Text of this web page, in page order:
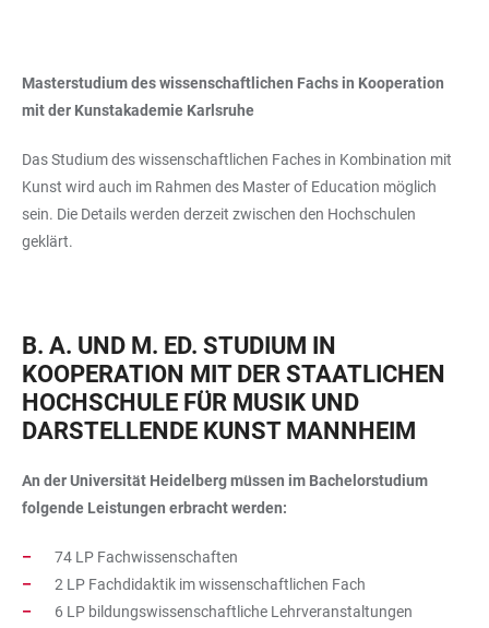
Masterstudium des wissenschaftlichen Fachs in Kooperation
mit der Kunstakademie Karlsruhe
Das Studium des wissenschaftlichen Faches in Kombination mit
Kunst wird auch im Rahmen des Master of Education möglich
sein. Die Details werden derzeit zwischen den Hochschulen
geklärt.
B. A. UND M. ED. STUDIUM IN
KOOPERATION MIT DER STAATLICHEN
HOCHSCHULE FÜR MUSIK UND
DARSTELLENDE KUNST MANNHEIM
An der Universität Heidelberg müssen im Bachelorstudium
folgende Leistungen erbracht werden:
74 LP Fachwissenschaften
2 LP Fachdidaktik im wissenschaftlichen Fach
6 LP bildungswissenschaftliche Lehrveranstaltungen